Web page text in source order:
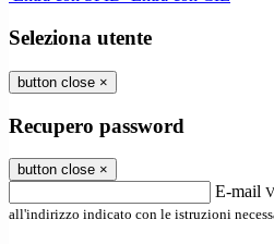
Seleziona utente
button close ×
Recupero password
button close ×
E-mail
all'indirizzo indicato con le istruzioni